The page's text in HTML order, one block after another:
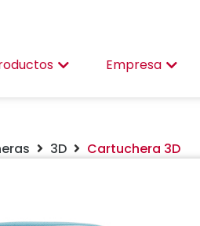
Empresa
3D Cartuchera 3D